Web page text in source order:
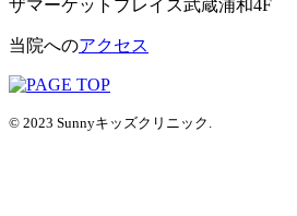
ザマーケットプレイス武蔵浦和4F
当院へのアクセス
© 2023 Sunnyキッズクリニック.